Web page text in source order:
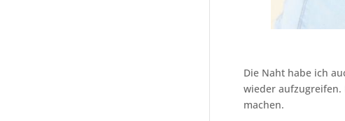
Die Naht habe ich
wieder aufzugreifen.
machen.